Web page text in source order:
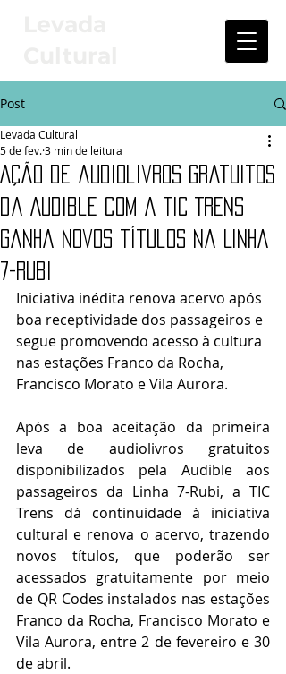
Post
Ação de audiolivros gratuitos
da Audible com a TIC Trens
ganha novos títulos na Linha
7-Rubi
Levada Cultural
5 de fev.3 min de leitura
Iniciativa inédita renova acervo após
boa receptividade dos passageiros e
segue promovendo acesso à cultura
nas estações Franco da Rocha,
Francisco Morato e Vila Aurora.
Após a boa aceitação da primeira
leva de audiolivros gratuitos
disponibilizados pela Audible aos
passageiros da Linha 7-Rubi, a TIC
Trens dá continuidade à iniciativa
cultural e renova o acervo, trazendo
novos títulos, que poderão ser
acessados gratuitamente por meio
de QR Codes instalados nas estações
Franco da Rocha, Francisco Morato e
Vila Aurora, entre 2 de fevereiro e 30
de abril.